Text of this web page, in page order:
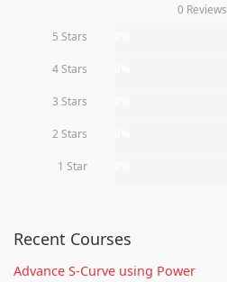
0 Reviews
5 Stars
4 Stars
3 Stars
2 Stars
1 Star
Recent Courses
Advance S-Curve using Power